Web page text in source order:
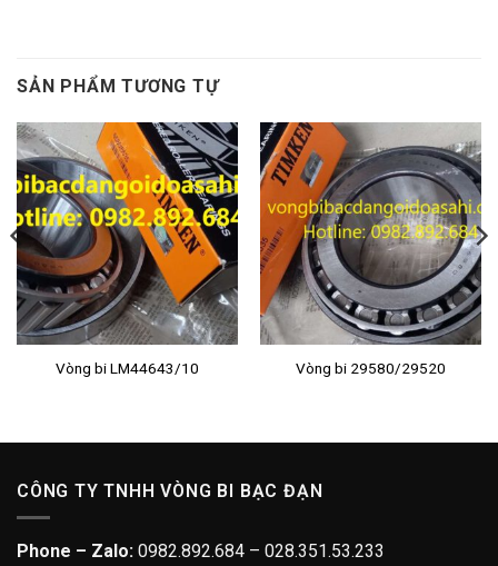
SẢN PHẨM TƯƠNG TỰ
Vòng bi LM44643/10 Vòng bi 29580/29520
CÔNG TY TNHH VÒNG BI BẠC ĐẠN
Phone – Zalo: 0982.892.684 – 028.351.53.233